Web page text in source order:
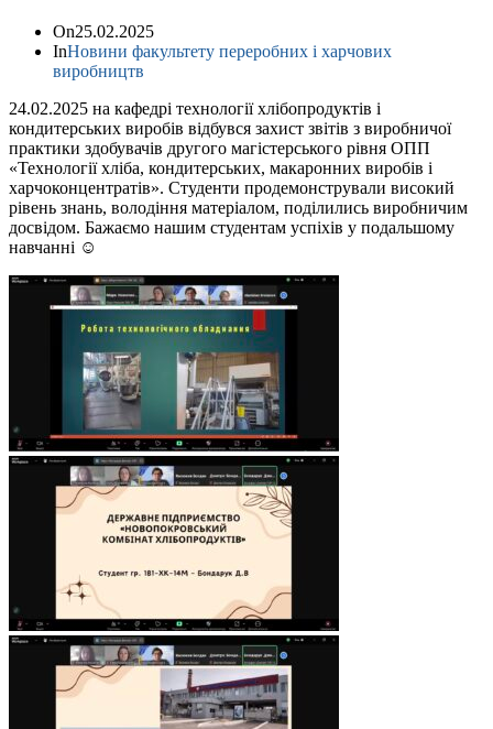
On25.02.2025
InНовини факультету переробних і харчових
виробництв
24.02.2025 на кафедрі технології хлібопродуктів і
кондитерських виробів відбувся захист звітів з виробничої
практики здобувачів другого магістерського рівня ОПП
«Технології хліба, кондитерських, макаронних виробів і
харчоконцентратів». Студенти продемонстрували високий
рівень знань, володіння матеріалом, поділились виробничим
досвідом. Бажаємо нашим студентам успіхів у подальшому
навчанні ☺️